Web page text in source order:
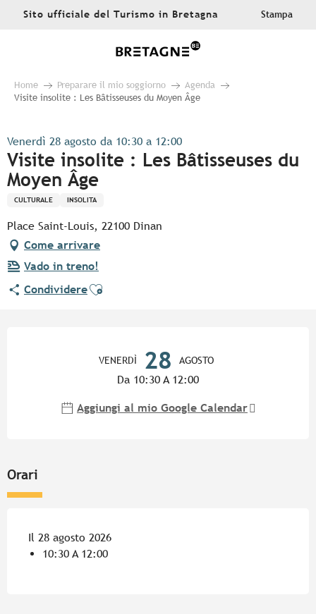
AllerSito ufficiale del Turismo in Bretagna Stampa
Home Preparare il mio soggiorno
Agenda
Visite insolite : Les Bâtisseuses du Moyen Âge
Venerdì 28 agosto da 10:30 a 12:00
Visite insolite : Les Bâtisseuses du
Moyen Âge
CULTURALE INSOLITA
Place Saint-Louis, 22100 Dinan
Come arrivare
Vado in treno!
CondividereAjouter aux favoris
VENERDÌ 28 AGOSTO
Da 10:30 A 12:00
Aggiungi al mio Google Calendar
Orari
Il 28 agosto 2026
10:30 A 12:00